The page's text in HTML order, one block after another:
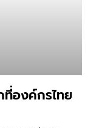
ที่องค์กรไทย